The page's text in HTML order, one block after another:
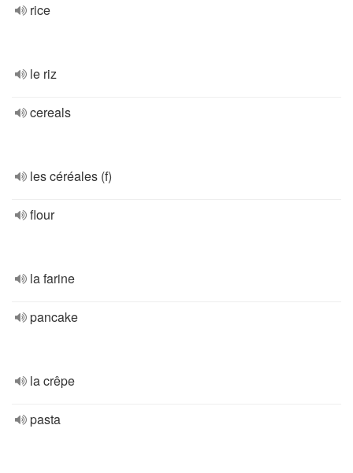
rice
le riz
cereals
les céréales (f)
flour
la farine
pancake
la crêpe
pasta